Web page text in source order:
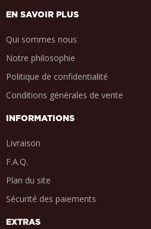
EN SAVOIR PLUS
Qui sommes nous
Notre philosophie
Politique de confidentialité
Conditions générales de vente
INFORMATIONS
Livraison
F.A.Q.
Plan du site
Sécurité des paiements
EXTRAS